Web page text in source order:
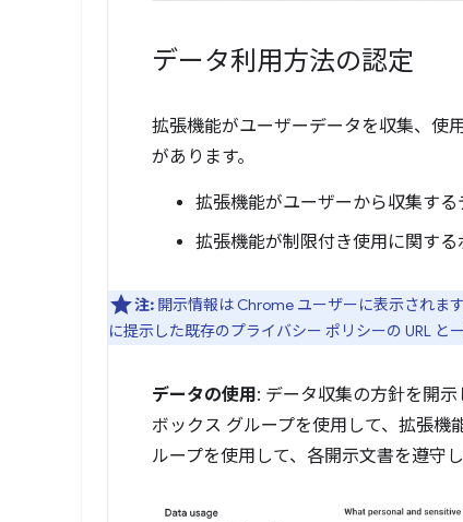
データ利用方法の認定
拡張機能がユーザーデータを収集、使
があります。
拡張機能がユーザーから収集す
拡張機能が制限付き使用に関す
注: 開示情報は Chrome ユーザーに表示されま
に提示した既存のプライバシー ポリシーの URL と
データの使用: データ収集の方針を開
ボックス グループを使用して、拡張
ループを使用して、各開示文書を遵守